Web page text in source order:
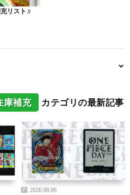
リスト♬
庫補充 カテゴリの最新記事
2026.08.06